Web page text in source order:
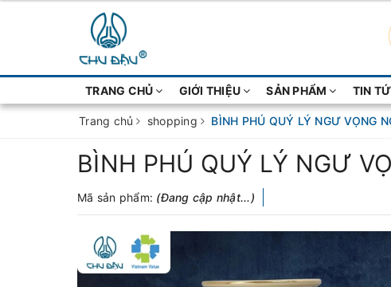
TRANG CHỦ GIỚI THIỆU SẢN PHẨM TIN
Trang chủ shopping BÌNH PHÚ QUÝ LÝ NGƯ VỌNG
BÌNH PHÚ QUÝ LÝ NGƯ
Mã sản phẩm: (Đang cập nhật...)